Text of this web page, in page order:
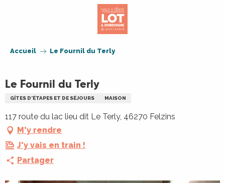
Accueil Le Fournil du Terly
Le Fournil du Terly
GÎTES D'ÉTAPES ET DE SÉJOURS MAISON
117 route du lac lieu dit Le Terly, 46270 Felzins
M'y rendre
J'y vais en train !
Partager